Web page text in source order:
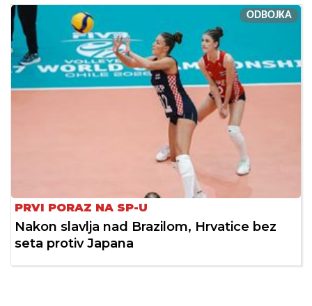
ODBOJKA
PRVI PORAZ NA SP-U
Nakon slavlja nad Brazilom, Hrvatice bez
seta protiv Japana